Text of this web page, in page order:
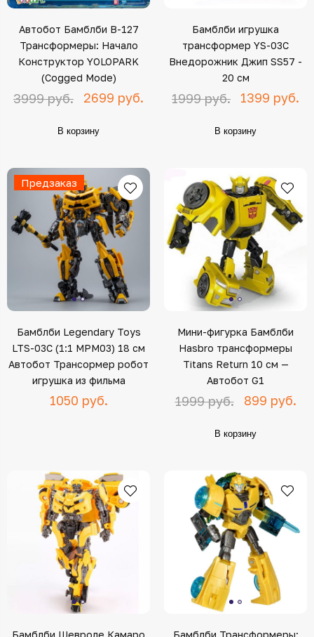
Автобот Бамблби B-127
Трансформеры: Начало
Конструктор YOLOPARK
(Cogged Mode)
3999 руб. 2699 руб.
В корзину
Бамблби игрушка
трансформер YS-03C
Внедорожник Джип SS57 -
20 см
1999 руб. 1399 руб.
В корзину
Предзаказ
Бамблби Legendary Toys
LTS-03C (1:1 MPM03) 18 см
Автобот Трансормер робот
игрушка из фильма
1050 руб.
Мини-фигурка Бамблби
Hasbro трансформеры
Titans Return 10 см —
Автобот G1
1999 руб. 899 руб.
В корзину
Бамблби Шевроле Камаро Бамблби Трансформеры: